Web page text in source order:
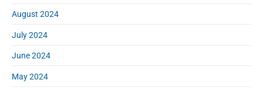
August 2024
July 2024
June 2024
May 2024